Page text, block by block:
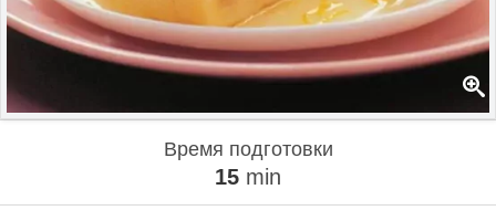
Время подготовки
15 min